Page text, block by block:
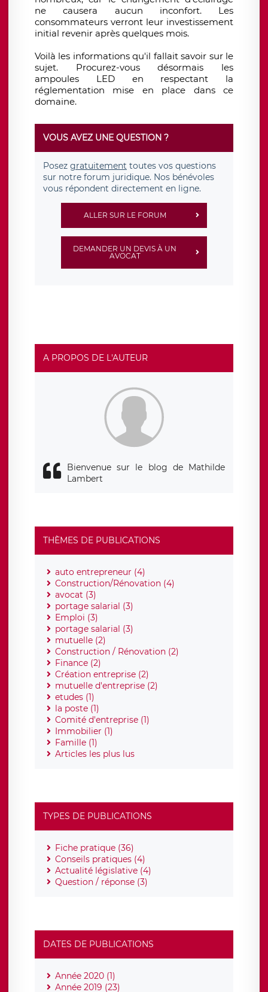
ne causera aucun inconfort. Les
consommateurs verront leur investissement
initial revenir après quelques mois.
Voilà les informations qu'il fallait savoir sur le
sujet. Procurez-vous désormais les
ampoules LED en respectant la
réglementation mise en place dans ce
domaine.
VOUS AVEZ UNE QUESTION ?
Posez gratuitement toutes vos questions
sur notre forum juridique. Nos bénévoles
vous répondent directement en ligne.
ALLER SUR LE FORUM
DEMANDER UN DEVIS À UN
AVOCAT
A PROPOS DE L'AUTEUR
Bienvenue sur le blog de Mathilde
Lambert
THÈMES DE PUBLICATIONS
auto entrepreneur (4)
Construction/Rénovation (4)
avocat (3)
portage salarial (3)
Emploi (3)
portage salarial (3)
mutuelle (2)
Construction / Rénovation (2)
Finance (2)
Création entreprise (2)
mutuelle d'entreprise (2)
etudes (1)
la poste (1)
Comité d'entreprise (1)
Immobilier (1)
Famille (1)
Articles les plus lus
TYPES DE PUBLICATIONS
Fiche pratique (36)
Conseils pratiques (4)
Actualité législative (4)
Question / réponse (3)
DATES DE PUBLICATIONS
Année 2020 (1)
Année 2019 (23)